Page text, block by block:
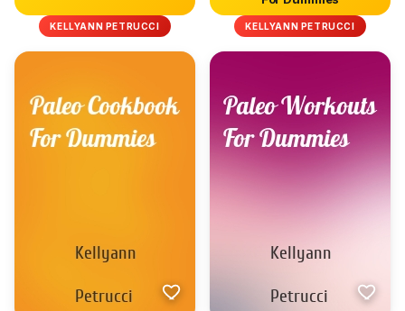
KELLYANN PETRUCCI KELLYANN PETRUCCI